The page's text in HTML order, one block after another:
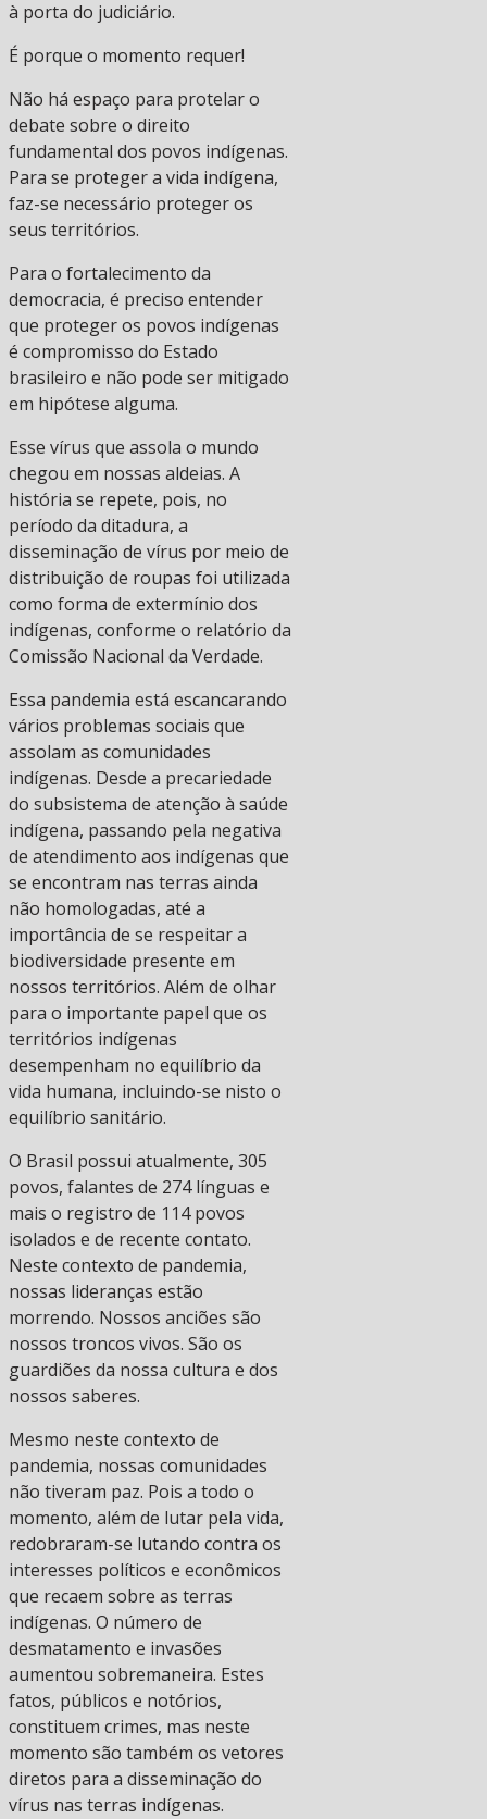
à porta do judiciário.
É porque o momento requer!
Não há espaço para protelar o
debate sobre o direito
fundamental dos povos indígenas.
Para se proteger a vida indígena,
faz-se necessário proteger os
seus territórios.
Para o fortalecimento da
democracia, é preciso entender
que proteger os povos indígenas
é compromisso do Estado
brasileiro e não pode ser mitigado
em hipótese alguma.
Esse vírus que assola o mundo
chegou em nossas aldeias. A
história se repete, pois, no
período da ditadura, a
disseminação de vírus por meio de
distribuição de roupas foi utilizada
como forma de extermínio dos
indígenas, conforme o relatório da
Comissão Nacional da Verdade.
Essa pandemia está escancarando
vários problemas sociais que
assolam as comunidades
indígenas. Desde a precariedade
do subsistema de atenção à saúde
indígena, passando pela negativa
de atendimento aos indígenas que
se encontram nas terras ainda
não homologadas, até a
importância de se respeitar a
biodiversidade presente em
nossos territórios. Além de olhar
para o importante papel que os
territórios indígenas
desempenham no equilíbrio da
vida humana, incluindo-se nisto o
equilíbrio sanitário.
O Brasil possui atualmente, 305
povos, falantes de 274 línguas e
mais o registro de 114 povos
isolados e de recente contato.
Neste contexto de pandemia,
nossas lideranças estão
morrendo. Nossos anciões são
nossos troncos vivos. São os
guardiões da nossa cultura e dos
nossos saberes.
Mesmo neste contexto de
pandemia, nossas comunidades
não tiveram paz. Pois a todo o
momento, além de lutar pela vida,
redobraram-se lutando contra os
interesses políticos e econômicos
que recaem sobre as terras
indígenas. O número de
desmatamento e invasões
aumentou sobremaneira. Estes
fatos, públicos e notórios,
constituem crimes, mas neste
momento são também os vetores
diretos para a disseminação do
vírus nas terras indígenas.